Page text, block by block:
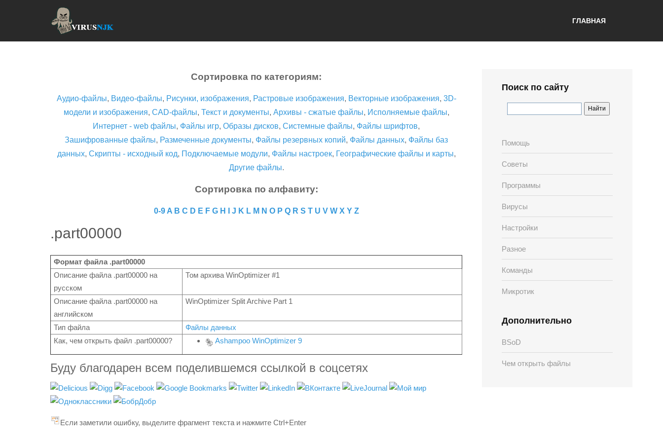
ГЛАВНАЯ
Сортировка по категориям:
Аудио-файлы, Видео-файлы, Рисунки, изображения, Растровые изображения, Векторные изображения, 3D-
модели и изображения, CAD-файлы, Текст и документы, Архивы - сжатые файлы, Исполняемые файлы,
Интернет - web файлы, Файлы игр, Образы дисков, Системные файлы, Файлы шрифтов,
Зашифрованные файлы, Размеченные документы, Файлы резервных копий, Файлы данных, Файлы баз
данных, Скрипты - исходный код, Подключаемые модули, Файлы настроек, Географические файлы и карты,
Другие файлы.
Сортировка по алфавиту:
0-9 A B C D E F G H J K L M N O P Q R S T U V W X Y Z
.part00000
Формат файла .part00000
Описание файла .part00000 на
русском
Том архива WinOptimizer #1
Описание файла .part00000 на
английском
WinOptimizer Split Archive Part 1
Тип файла
Файлы данных
Как, чем открыть файл .part00000?
Ashampoo WinOptimizer 9
Буду благодарен всем поделившемся ссылкой в соцсетях
Если заметили ошибку, выделите фрагмент текста и нажмите Ctrl+Enter
Поиск по сайту
Помощь
Советы
Программы
Вирусы
Настройки
Разное
Команды
Микротик
Дополнительно
BSoD
Чем открыть файлы